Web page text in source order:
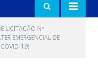
LICITAÇÃO Nº
EMERGENCIAL DE
19)